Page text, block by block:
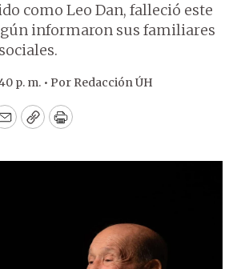
como Leo Dan, falleció este
informaron sus familiares
p. m. • Por Redacción ÚH
EmailCopyPrint